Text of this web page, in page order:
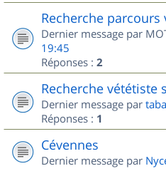
Recherche parcours
Dernier message par
19:45
Réponses : 2
Recherche vététiste
Dernier message par
Réponses : 1
Cévennes
Dernier message par